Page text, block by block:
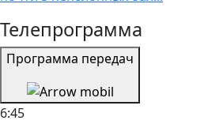
Телепрограмма
Программа передач
6:45